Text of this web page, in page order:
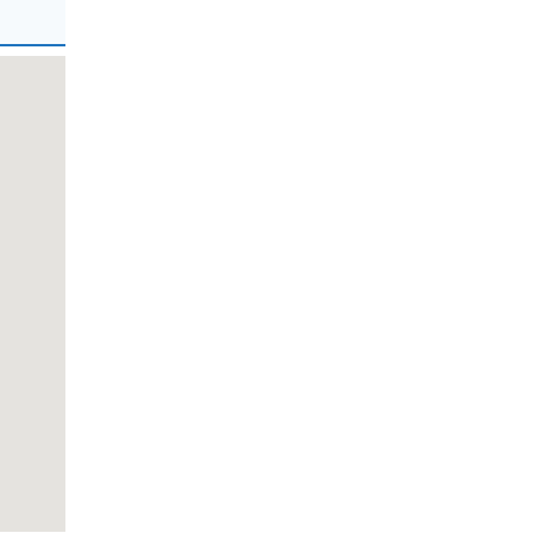
実